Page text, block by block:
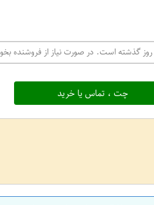
روز گذشته است. در صورت نیاز از فروشنده
چت ، تماس یا خرید